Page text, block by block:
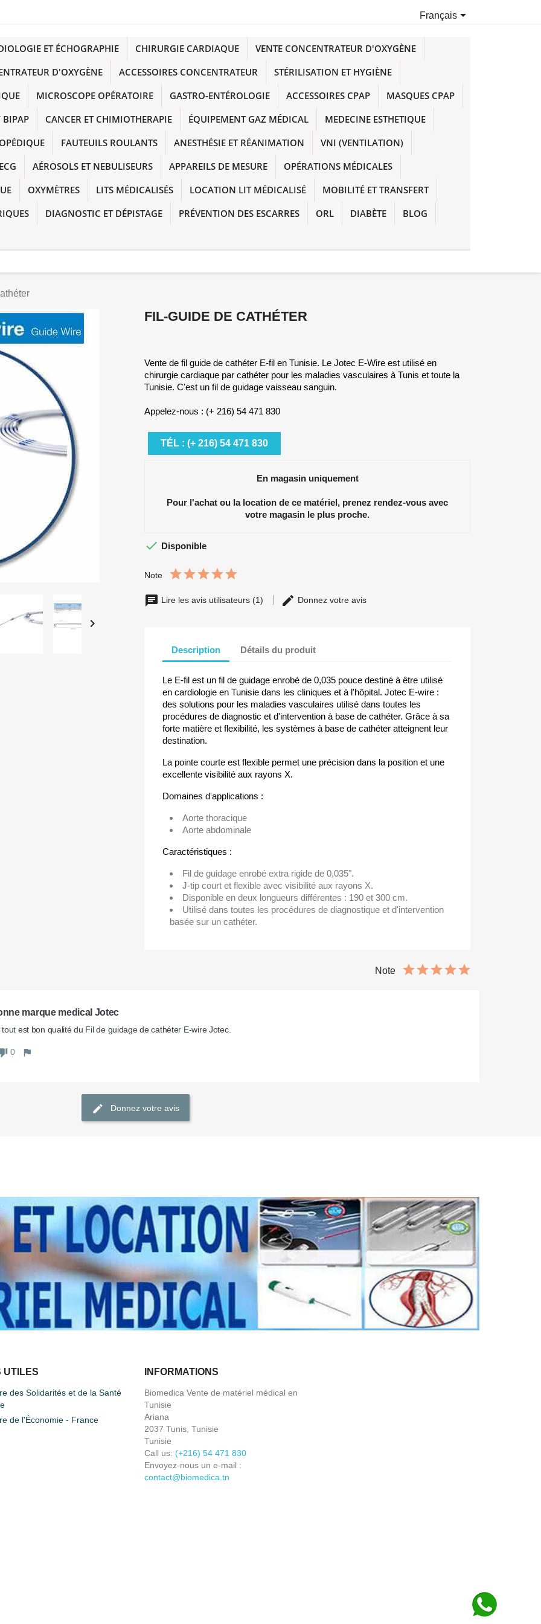
Français
ET ÉCHOGRAPHIE CHIRURGIE CARDIAQUE
VENTE CONCENTRATEUR D'OXYGÈNE
D'OXYGÈNE
ACCESSOIRES CONCENTRATEUR
STÉRILISATION ET HYGIÈNE
MICROSCOPE OPÉRATOIRE GASTRO-ENTÉROLOGIE ACCESSOIRES CPAP
MASQUES CPAP
BIPAP
CANCER ET CHIMIOTHERAPIE ÉQUIPEMENT GAZ MÉDICAL
MEDECINE ESTHETIQUE
FAUTEUILS ROULANTS ANESTHÉSIE ET RÉANIMATION
VNI (VENTILATION)
AÉROSOLS ET NEBULISEURS APPAREILS DE MESURE
OPÉRATIONS MÉDICALES
OXYMÈTRES LITS MÉDICALISÉS LOCATION LIT MÉDICALISÉ
MOBILITÉ ET TRANSFERT
DIAGNOSTIC ET DÉPISTAGE PRÉVENTION DES ESCARRES ORL DIABÈTE BLOG

FIL-GUIDE DE CATHÉTER
Vente de fil guide de cathéter E-fil en Tunisie. Le Jotec E-Wire est utilisé en
chirurgie cardiaque par cathéter pour les maladies vasculaires à Tunis et toute la
Tunisie. C'est un fil de guidage vaisseau sanguin.
Appelez-nous : (+ 216) 54 471 830
TÉL : (+ 216) 54 471 830
En magasin uniquement
Pour l'achat ou la location de ce matériel, prenez rendez-vous avec
votre magasin le plus proche.
 Disponible
Note
Lire les avis utilisateurs (1) Donnez votre avis
Description Détails du produit
Le E-fil est un fil de guidage enrobé de 0,035 pouce destiné à être utilisé
en cardiologie en Tunisie dans les cliniques et à l'hôpital. Jotec E-wire :
des solutions pour les maladies vasculaires utilisé dans toutes les
procédures de diagnostic et d'intervention à base de cathéter. Grâce à sa
forte matière et flexibilité, les systèmes à base de cathéter atteignent leur
destination.
La pointe courte est flexible permet une précision dans la position et une
excellente visibilité aux rayons X.
Domaines d'applications :
Aorte thoracique
Aorte abdominale
Caractéristiques :
Fil de guidage enrobé extra rigide de 0,035".
J-tip court et flexible avec visibilité aux rayons X.
Disponible en deux longueurs différentes : 190 et 300 cm.
Utilisé dans toutes les procédures de diagnostique et d'intervention
basée sur un cathéter.
Note
marque medical Jotec
tout est bon qualité du Fil de guidage de cathéter E-wire Jotec.
0
Donnez votre avis
UTILES
des Solidarités et de la Santé
de l'Économie - France
INFORMATIONS
Biomedica Vente de matériel médical en
Tunisie
Ariana
2037 Tunis, Tunisie
Tunisie
Call us: (+216) 54 471 830
Envoyez-nous un e-mail :
contact@biomedica.tn